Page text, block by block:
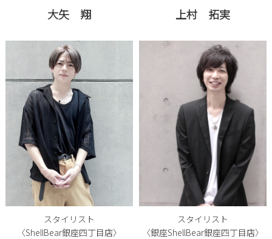
大矢 翔 上村 拓実
スタイリスト
〈ShellBear銀座四丁目店〉
スタイリスト
〈銀座ShellBear銀座四丁目店〉